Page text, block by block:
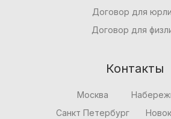
Договор для
Договор для
Контакты
Москва
Санкт Петербург